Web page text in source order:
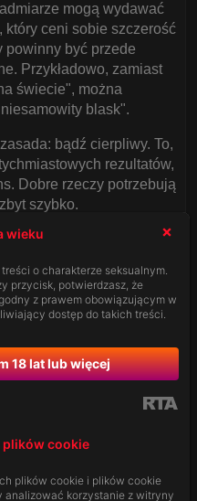
mogą wydawać
który ceni sobie szczerość
powinny być przede
Przykładowo, zamiast
świecie", można
blask".
bądź cierpliwy. To,
rezultatów,
Dobre rzeczy potrzebują
szybko.
dorosłych to miejsce
wiedzą, jak podejść do
kilku prostych
znajomość
wieku
o charakterze seksualnym.
przycisk, potwierdzasz, że
z prawem obowiązującym w
dostęp do takich treści.
18 lat lub więcej
plików cookie
plików cookie i plików cookie
analizować korzystanie z witryny